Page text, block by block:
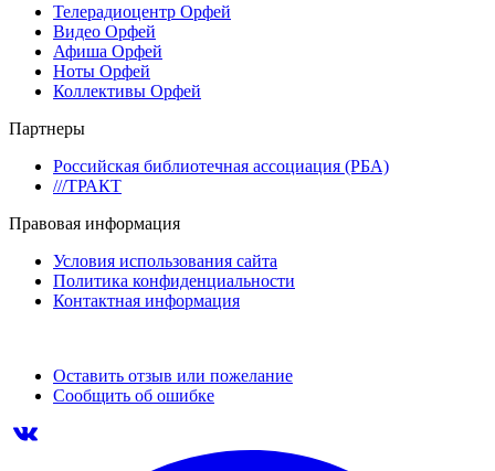
Телерадиоцентр Орфей
Видео Орфей
Афиша Орфей
Ноты Орфей
Коллективы Орфей
Партнеры
Российская библиотечная ассоциация (РБА)
///ТРАКТ
Правовая информация
Условия использования сайта
Политика конфиденциальности
Контактная информация
Оставить отзыв или пожелание
Сообщить об ошибке